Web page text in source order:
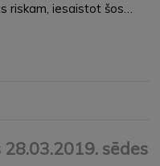
riskam, iesaistot šos…
sēdes